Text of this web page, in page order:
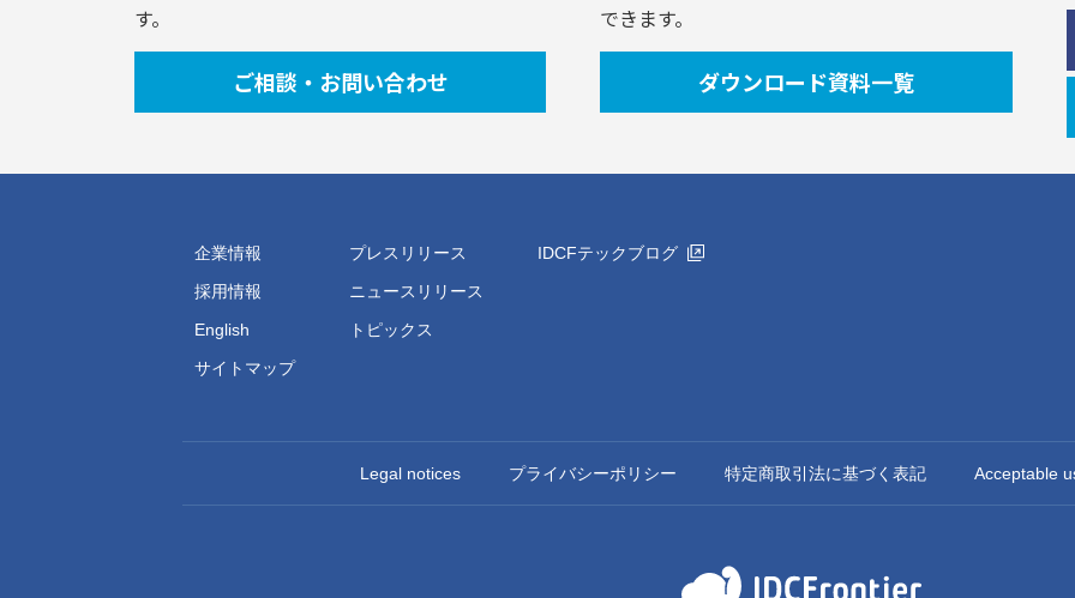
す。
ご相談・お問い合わせ
できます。
ダウンロード資料一覧
企業情報
採用情報
English
サイトマップ
プレスリリース
ニュースリリース
トピックス
IDCFテックブログ
Legal notices プライバシーポリシー 特定商取引法に基づく表記 Acceptable